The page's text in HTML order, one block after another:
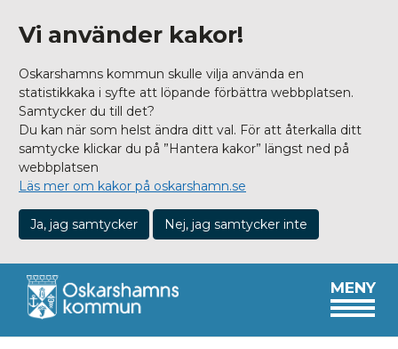
Vi använder kakor!
Oskarshamns kommun skulle vilja använda en
statistikkaka i syfte att löpande förbättra webbplatsen.
Samtycker du till det?
Du kan när som helst ändra ditt val. För att återkalla ditt
samtycke klickar du på ”Hantera kakor” längst ned på
webbplatsen
Läs mer om kakor på oskarshamn.se
Ja, jag samtycker Nej, jag samtycker inte
MENY